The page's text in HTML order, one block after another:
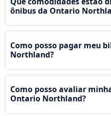
ônibus da Ontario
Como posso pagar meu
Northland?
Como posso avaliar
Ontario Northland?